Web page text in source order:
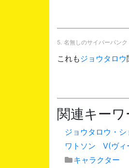
5. 名無しのサイバーパンク
これも ジョウタロウ
関連キーワ
ジョウタロウ・シ
ワトソン
V(ヴィ
キャラクター